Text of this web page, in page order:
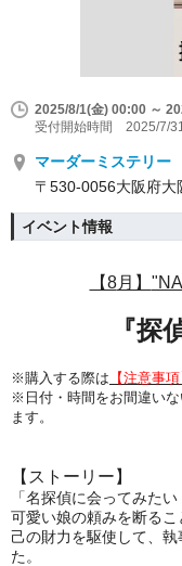
2025/8/1(金) 00:00 ～
受付開始時間 2025/7/
マーダーミステリ
〒530-0056大阪府
イベント情報
【8月】
『探
※購入する際は 【注意事項
※日付・時間をお間違いな
ます。
【ストーリー】
「名探偵に会ってみたい
可愛い娘の頼みを断るこ
己の財力を駆使して、
た。